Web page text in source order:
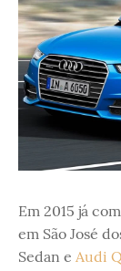
Em 2015 já
em São José
Sedan e Audi